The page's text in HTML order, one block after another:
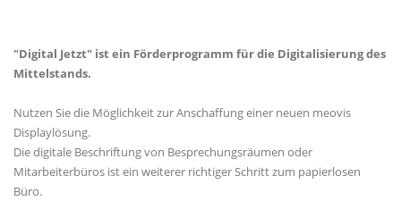
"Digital Jetzt" ist ein Förderprogramm für die Digitalisierung des
Mittelstands.
Nutzen Sie die Möglichkeit zur Anschaffung einer neuen meovis
Displaylösung.
Die digitale Beschriftung von Besprechungsräumen oder
Mitarbeiterbüros ist ein weiterer richtiger Schritt zum papierlosen
Büro.